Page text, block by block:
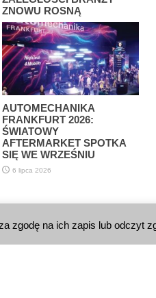
ZNOWU ROSNĄ
13 lipca 2026
AUTOMECHANIKA
FRANKFURT 2026:
ŚWIATOWY
AFTERMARKET SPOTKA
SIĘ WE WRZEŚNIU
6 lipca 2026
zgodę na ich zapis lub odczyt